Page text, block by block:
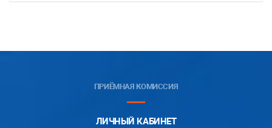
ПРИЁМНАЯ КОМИССИЯ
ЛИЧНЫЙ КАБИНЕТ